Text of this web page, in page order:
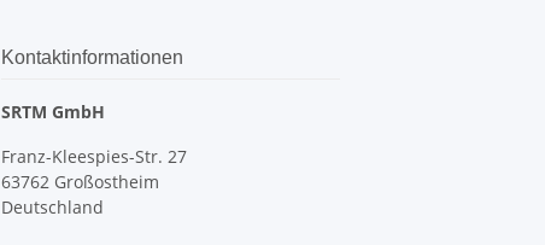
Kontaktinformationen
SRTM GmbH
Franz-Kleespies-Str. 27
63762 Großostheim
Deutschland